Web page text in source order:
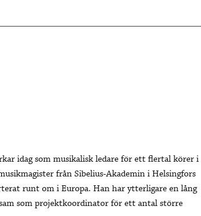
idag som musikalisk ledare för ett flertal körer i
från Sibelius-Akademin i Helsingfors
runt om i Europa. Han har ytterligare en lång
som projektkoordinator för ett antal större